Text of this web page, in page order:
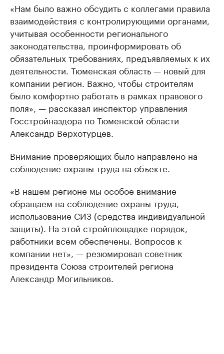
«Нам было важно обсудить с коллегами правила
взаимодействия с контролирующими органами,
учитывая особенности регионального
законодательства, проинформировать об
обязательных требованиях, предъявляемых к их
деятельности. Тюменская область — новый для
компании регион. Важно, чтобы строителям
было комфортно работать в рамках правового
поля», — рассказал инспектор управления
Госстройназдора по Тюменской области
Александр Верхотурцев.
Внимание проверяющих было направлено на
соблюдение охраны труда на объекте.
«В нашем регионе мы особое внимание
обращаем на соблюдение охраны труда,
использование СИЗ (средства индивидуальной
защиты). На этой стройплощадке порядок,
работники всем обеспечены. Вопросов к
компании нет», — резюмировал советник
президента Союза строителей региона
Александр Могильников.